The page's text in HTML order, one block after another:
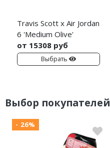
Travis Scott x Air Jordan
6 'Medium Olive'
от 15308 руб
Выбрать
Выбор покупателей
- 26%